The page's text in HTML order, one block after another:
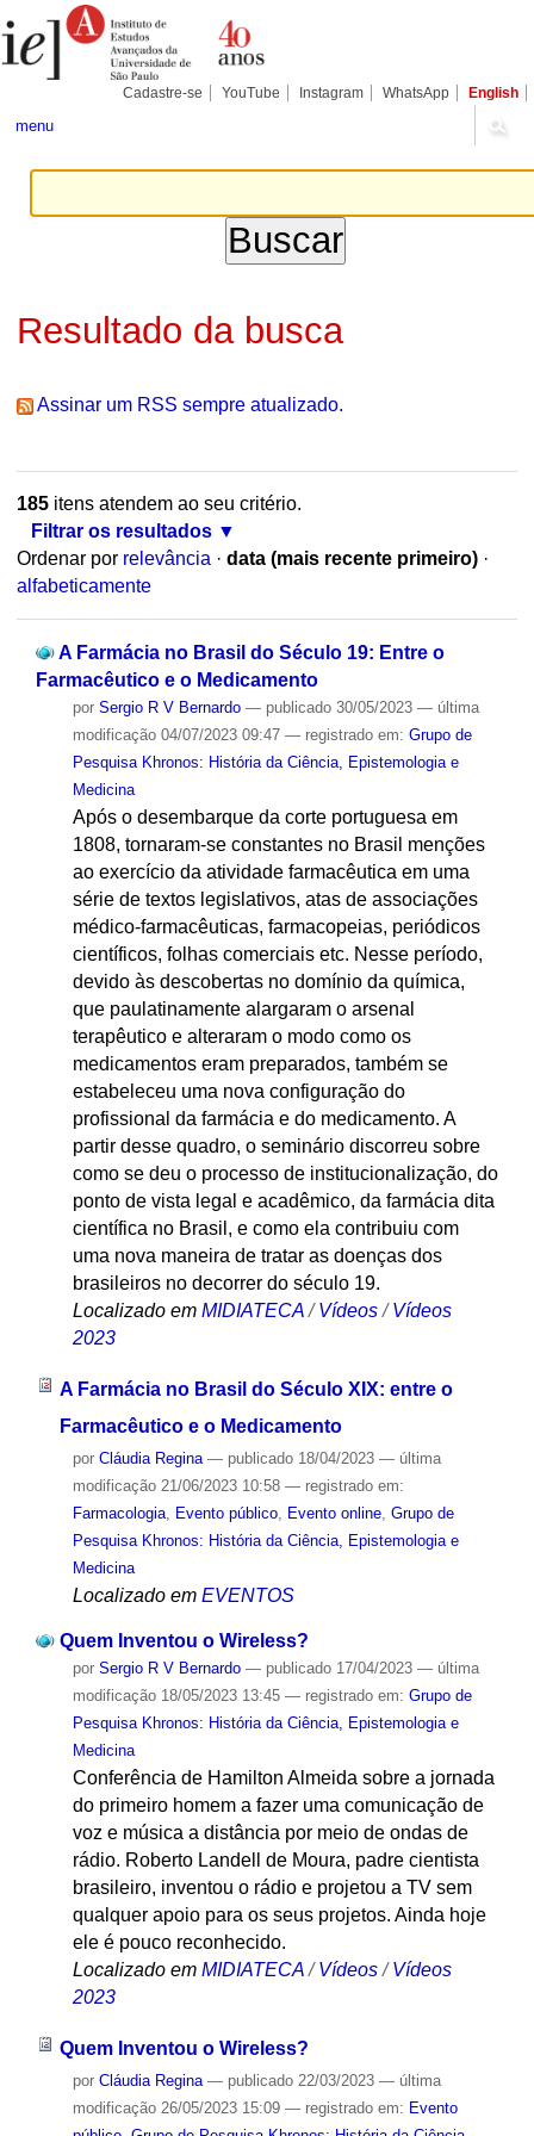
para
conteúdo.
Pessoais
Cadastre-se YouTube Instagram WhatsApp English
menu
Resultado da busca
Assinar um RSS sempre atualizado.
185itens atendem ao seu critério.
Filtrar os resultados
Ordenar por relevância · data (mais recente primeiro) ·
alfabeticamente
A Farmácia no Brasil do Século 19: Entre o
Farmacêutico e o Medicamento
por Sergio R V Bernardo — publicado30/05/2023 — última
modificação04/07/2023 09:47 — registrado em: Grupo de
Pesquisa Khronos: História da Ciência, Epistemologia e
Medicina
Após o desembarque da corte portuguesa em
1808, tornaram-se constantes no Brasil menções
ao exercício da atividade farmacêutica em uma
série de textos legislativos, atas de associações
médico-farmacêuticas, farmacopeias, periódicos
científicos, folhas comerciais etc. Nesse período,
devido às descobertas no domínio da química,
que paulatinamente alargaram o arsenal
terapêutico e alteraram o modo como os
medicamentos eram preparados, também se
estabeleceu uma nova configuração do
profissional da farmácia e do medicamento. A
partir desse quadro, o seminário discorreu sobre
como se deu o processo de institucionalização, do
ponto de vista legal e acadêmico, da farmácia dita
científica no Brasil, e como ela contribuiu com
uma nova maneira de tratar as doenças dos
brasileiros no decorrer do século 19.
Localizado em MIDIATECA /Vídeos /Vídeos
2023
A Farmácia no Brasil do Século XIX: entre o
Farmacêutico e o Medicamento
por Cláudia Regina — publicado18/04/2023 — última
modificação21/06/2023 10:58 — registrado em:
Farmacologia, Evento público, Evento online, Grupo de
Pesquisa Khronos: História da Ciência, Epistemologia e
Medicina
Localizado em EVENTOS
Quem Inventou o Wireless?
por Sergio R V Bernardo — publicado17/04/2023 — última
modificação18/05/2023 13:45 — registrado em: Grupo de
Pesquisa Khronos: História da Ciência, Epistemologia e
Medicina
Conferência de Hamilton Almeida sobre a jornada
do primeiro homem a fazer uma comunicação de
voz e música a distância por meio de ondas de
rádio. Roberto Landell de Moura, padre cientista
brasileiro, inventou o rádio e projetou a TV sem
qualquer apoio para os seus projetos. Ainda hoje
ele é pouco reconhecido.
Localizado em MIDIATECA /Vídeos /Vídeos
2023
Quem Inventou o Wireless?
por Cláudia Regina — publicado22/03/2023 — última
modificação26/05/2023 15:09 — registrado em: Evento